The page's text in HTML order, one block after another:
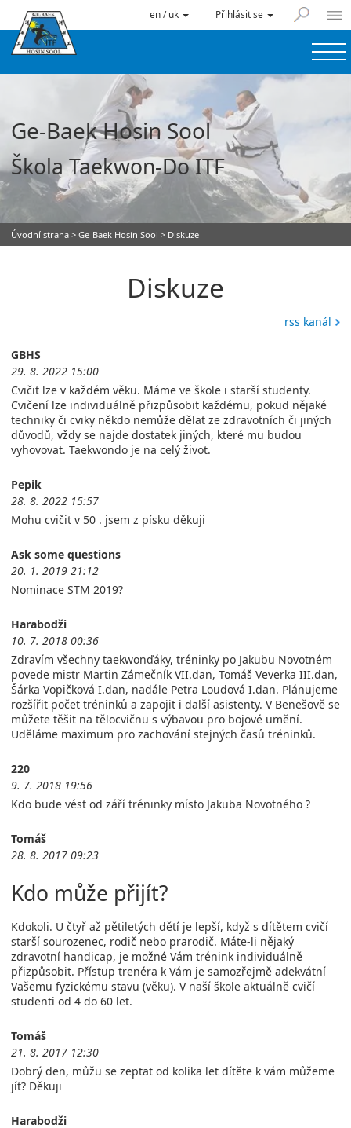
en / uk Přihlásit se
Ge-Baek Hosin Sool
Škola Taekwon-Do ITF
Úvodní strana > Ge-Baek Hosin Sool > Diskuze
Diskuze
rss kanál
GBHS
29. 8. 2022 15:00
Cvičit lze v každém věku. Máme ve škole i starší studenty.
Cvičení lze individuálně přizpůsobit každému, pokud nějaké
techniky či cviky někdo nemůže dělat ze zdravotních či jiných
důvodů, vždy se najde dostatek jiných, které mu budou
vyhovovat. Taekwondo je na celý život.
Pepik
28. 8. 2022 15:57
Mohu cvičit v 50 . jsem z písku děkuji
Ask some questions
20. 1. 2019 21:12
Nominace STM 2019?
Harabodži
10. 7. 2018 00:36
Zdravím všechny taekwonďáky, tréninky po Jakubu Novotném
povede mistr Martin Zámečník VII.dan, Tomáš Veverka III.dan,
Šárka Vopičková I.dan, nadále Petra Loudová I.dan. Plánujeme
rozšířit počet tréninků a zapojit i další asistenty. V Benešově se
můžete těšit na tělocvičnu s výbavou pro bojové umění.
Uděláme maximum pro zachování stejných časů tréninků.
220
9. 7. 2018 19:56
Kdo bude vést od září tréninky místo Jakuba Novotného ?
Tomáš
28. 8. 2017 09:23
Kdo může přijít?
Kdokoli. U čtyř až pětiletých dětí je lepší, když s dítětem cvičí
starší sourozenec, rodič nebo prarodič. Máte-li nějaký
zdravotní handicap, je možné Vám trénink individuálně
přizpůsobit. Přístup trenéra k Vám je samozřejmě adekvátní
Vašemu fyzickému stavu (věku). V naší škole aktuálně cvičí
studenti od 4 do 60 let.
Tomáš
21. 8. 2017 12:30
Dobrý den, můžu se zeptat od kolika let dítěte k vám můžeme
jít? Děkuji
Harabodži